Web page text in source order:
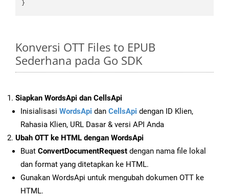
Konversi OTT Files to EPUB
Sederhana pada Go SDK
Siapkan WordsApi dan CellsApi
Inisialisasi WordsApi dan CellsApi dengan ID Klien,
Rahasia Klien, URL Dasar & versi API Anda
Ubah OTT ke HTML dengan WordsApi
Buat ConvertDocumentRequest dengan nama file lokal
dan format yang ditetapkan ke HTML.
Gunakan WordsApi untuk mengubah dokumen OTT ke
HTML.